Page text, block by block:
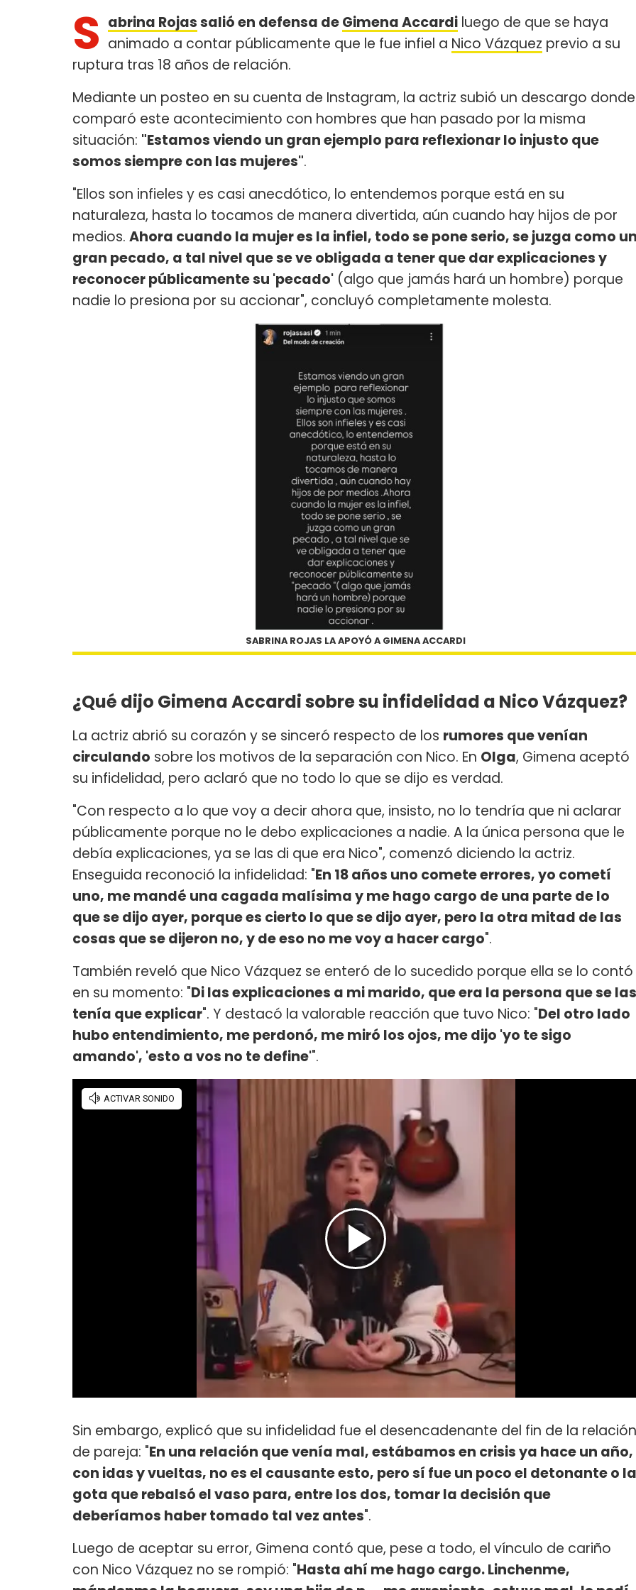
S abrina Rojassalió en defensa deGimena Accardi luego de que se haya
animado a contar públicamente que le fue infiel a Nico Vázquez previo a su
ruptura tras 18 años de relación.
Mediante un posteo en su cuenta de Instagram, la actriz subió un descargo donde
comparó este acontecimiento con hombres que han pasado por la misma
situación: "Estamos viendo un gran ejemplo para reflexionar lo injusto que
somos siempre con las mujeres".
"Ellos son infieles y es casi anecdótico, lo entendemos porque está en su
naturaleza, hasta lo tocamos de manera divertida, aún cuando hay hijos de por
medios. Ahora cuando la mujer es la infiel, todo se pone serio, se juzga como
gran pecado, a tal nivel que se ve obligada a tener que dar explicaciones y
reconocer públicamente su 'pecado' (algo que jamás hará un hombre) porque
nadie lo presiona por su accionar", concluyó completamente molesta.
SABRINA ROJAS LA APOYÓ A GIMENA ACCARDI
¿Qué dijo Gimena Accardi sobre su infidelidad a Nico Vázquez?
La actriz abrió su corazón y se sinceró respecto de los rumores que venían
circulando sobre los motivos de la separación con Nico. En Olga, Gimena aceptó
su infidelidad, pero aclaró que no todo lo que se dijo es verdad.
"Con respecto a lo que voy a decir ahora que, insisto, no lo tendría que ni aclarar
públicamente porque no le debo explicaciones a nadie. A la única persona que le
debía explicaciones, ya se las di que era Nico", comenzó diciendo la actriz.
Enseguida reconoció la infidelidad: "En 18 años uno comete errores, yo cometí
uno, me mandé una cagada malísima y me hago cargo de una parte de lo
que se dijo ayer, porque es cierto lo que se dijo ayer, pero la otra mitad de las
cosas que se dijeron no, y de eso no me voy a hacer cargo".
También reveló que Nico Vázquez se enteró de lo sucedido porque ella se lo contó
en su momento: "Di las explicaciones a mi marido, que era la persona que se las
tenía que explicar". Y destacó la valorable reacción que tuvo Nico: "Del otro lado
hubo entendimiento, me perdonó, me miró los ojos, me dijo 'yo te sigo
amando', 'esto a vos no te define'".
Sin embargo, explicó que su infidelidad fue el desencadenante del fin de la relación
de pareja: "En una relación que venía mal, estábamos en crisis ya hace un año,
con idas y vueltas, no es el causante esto, pero sí fue un poco el detonante o la
gota que rebalsó el vaso para, entre los dos, tomar la decisión que
deberíamos haber tomado tal vez antes".
Luego de aceptar su error, Gimena contó que, pese a todo, el vínculo de cariño
con Nico Vázquez no se rompió: "Hasta ahí me hago cargo. Linchenme,